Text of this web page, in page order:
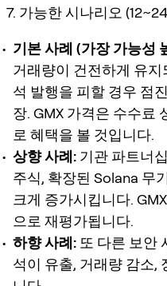
7. 가능한 시나리오
기본 사례 (가장 가능성
거래량이 건전하게 유지
석 발행을 피할 경우 점
장. GMX 가격은 수수료
로 혜택을 볼 것입니다.
상향 사례: 기관 파트너
주식, 확장된 Solana 무
크게 증가시킵니다.
으로 재평가됩니다.
하향 사례: 또 다른 보안
석이 유출, 거래량 감소,